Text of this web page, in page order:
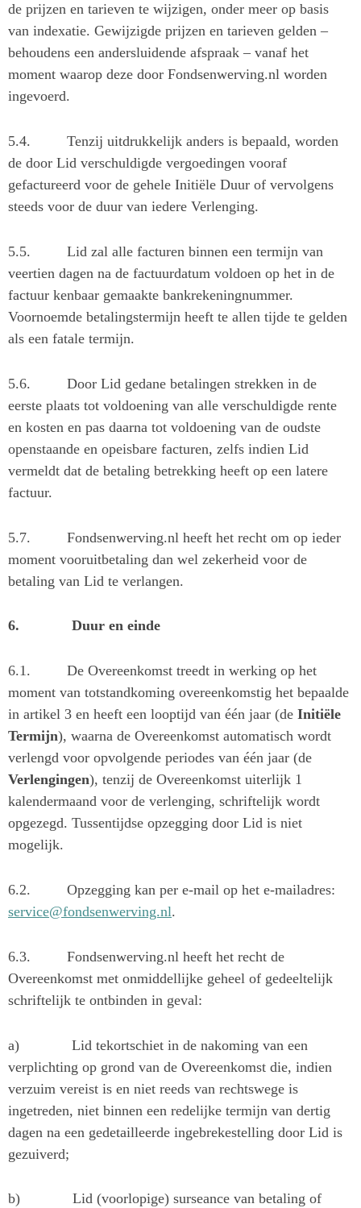
de prijzen en tarieven te wijzigen, onder meer op basis
van indexatie. Gewijzigde prijzen en tarieven gelden –
behoudens een andersluidende afspraak – vanaf het
moment waarop deze door Fondsenwerving.nl worden
ingevoerd.
5.4. Tenzij uitdrukkelijk anders is bepaald, worden
de door Lid verschuldigde vergoedingen vooraf
gefactureerd voor de gehele Initiële Duur of vervolgens
steeds voor de duur van iedere Verlenging.
5.5. Lid zal alle facturen binnen een termijn van
veertien dagen na de factuurdatum voldoen op het in de
factuur kenbaar gemaakte bankrekeningnummer.
Voornoemde betalingstermijn heeft te allen tijde te gelden
als een fatale termijn.
5.6. Door Lid gedane betalingen strekken in de
eerste plaats tot voldoening van alle verschuldigde rente
en kosten en pas daarna tot voldoening van de oudste
openstaande en opeisbare facturen, zelfs indien Lid
vermeldt dat de betaling betrekking heeft op een latere
factuur.
5.7. Fondsenwerving.nl heeft het recht om op ieder
moment vooruitbetaling dan wel zekerheid voor de
betaling van Lid te verlangen.
6. Duur en einde
6.1. De Overeenkomst treedt in werking op het
moment van totstandkoming overeenkomstig het bepaalde
in artikel 3 en heeft een looptijd van één jaar (de Initiële
Termijn), waarna de Overeenkomst automatisch wordt
verlengd voor opvolgende periodes van één jaar (de
Verlengingen), tenzij de Overeenkomst uiterlijk 1
kalendermaand voor de verlenging, schriftelijk wordt
opgezegd. Tussentijdse opzegging door Lid is niet
mogelijk.
6.2. Opzegging kan per e-mail op het e-mailadres:
service@fondsenwerving.nl.
6.3. Fondsenwerving.nl heeft het recht de
Overeenkomst met onmiddellijke geheel of gedeeltelijk
schriftelijk te ontbinden in geval:
a) Lid tekortschiet in de nakoming van een
verplichting op grond van de Overeenkomst die, indien
verzuim vereist is en niet reeds van rechtswege is
ingetreden, niet binnen een redelijke termijn van dertig
dagen na een gedetailleerde ingebrekestelling door Lid is
gezuiverd;
b) Lid (voorlopige) surseance van betaling of